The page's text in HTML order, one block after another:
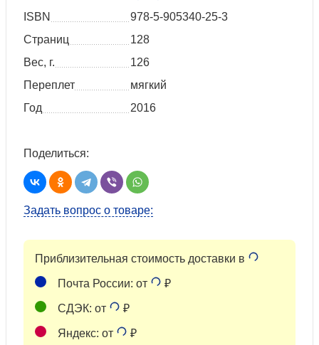
ISBN
978-5-905340-25-3
Страниц
128
Вес, г.
126
Переплет
мягкий
Год
2016
Поделиться:
Задать вопрос о товаре:
Приблизительная стоимость доставки в
Почта России: от ₽
СДЭК: от ₽
Яндекс: от
₽